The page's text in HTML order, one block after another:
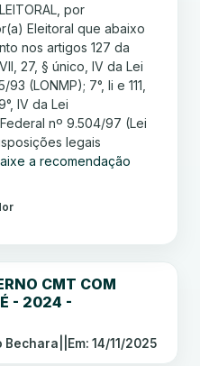
por
Eleitoral que abaixo
nos artigos 127 da
27, § único, IV da Lei
(LONMP); 7°, li e 111,
IV da Lei
nº 9.504/97 (Lei
legais
a recomendação
CMT COM
- 2024 -
Bechara Em: 14/11/2025